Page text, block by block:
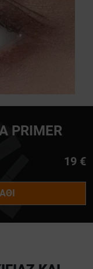
PRIMER
19 €